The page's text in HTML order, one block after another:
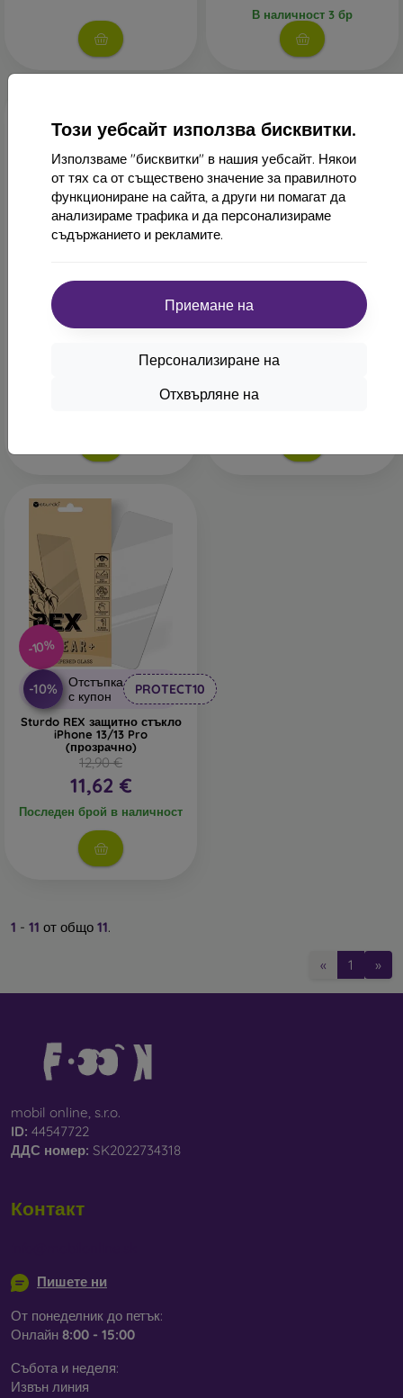
Този уебсайт използва бисквитки.
Използваме "бисквитки" в нашия уебсайт. Някои
от тях са от съществено значение за правилното
функциониране на сайта, а други ни помагат да
анализираме трафика и да персонализираме
съдържанието и рекламите.
Приемане на
Персонализиране на
Отхвърляне на
В наличност 3 бр
-10%
Отстъпка
PROTECT10
Sturdo Rex закалено стъкло
iPhone 13/13 Pro, пълно
-10%
Отстъпка
закалено стъкло iPhone
-10%
-10%
Отстъпка
с купон
PROTECT10
Sturdo REX защитно стъкло
iPhone 13/13 Pro
(прозрачно)
12,90 €
11,62 €
Последен брой в наличност
1 - 11 от общо 11.
« 1 »
mobil online, s.r.o.
ID: 44547722
ДДС ​​номер: SK2022734318
Контакт
Пишете ни
От понеделник до петък:
Онлайн 8:00 - 15:00
Събота и неделя:
Извън линия